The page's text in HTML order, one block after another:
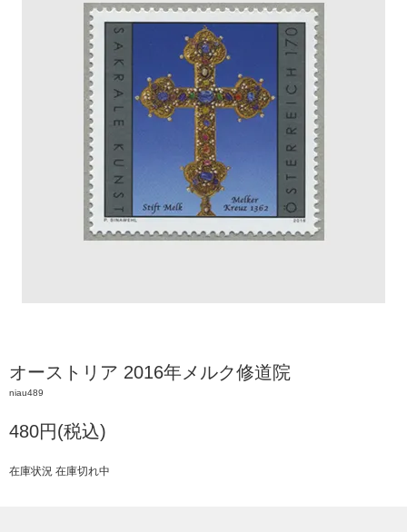
オーストリア 2016年メルク修道院
niau489
480円(税込)
在庫状況 在庫切れ中